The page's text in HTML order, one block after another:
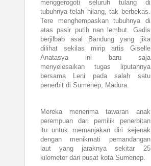
menggerogoti seluruh tulang di
tubuhnya telah hilang, tak berbekas.
Tere menghempaskan tubuhnya di
atas pasir putih nan lembut. Gadis
berjilbab asal Bandung yang jika
dilihat sekilas mirip artis Giselle
Anatasya ini baru saja
menyelesaikan tugas liputannya
bersama Leni pada salah satu
penerbit di Sumenep, Madura.
Mereka menerima tawaran anak
perempuan dari pemilik penerbitan
itu untuk memanjakan diri sejenak
dengan menikmati pemandangan
laut yang jaraknya sekitar 25
kilometer dari pusat kota Sumenep.